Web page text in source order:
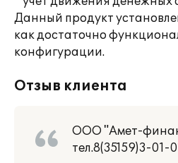
Данный продукт
как достаточно
конфигурации.
Отзыв клиента
ООО "Амет-
тел.8(35159)3-01-